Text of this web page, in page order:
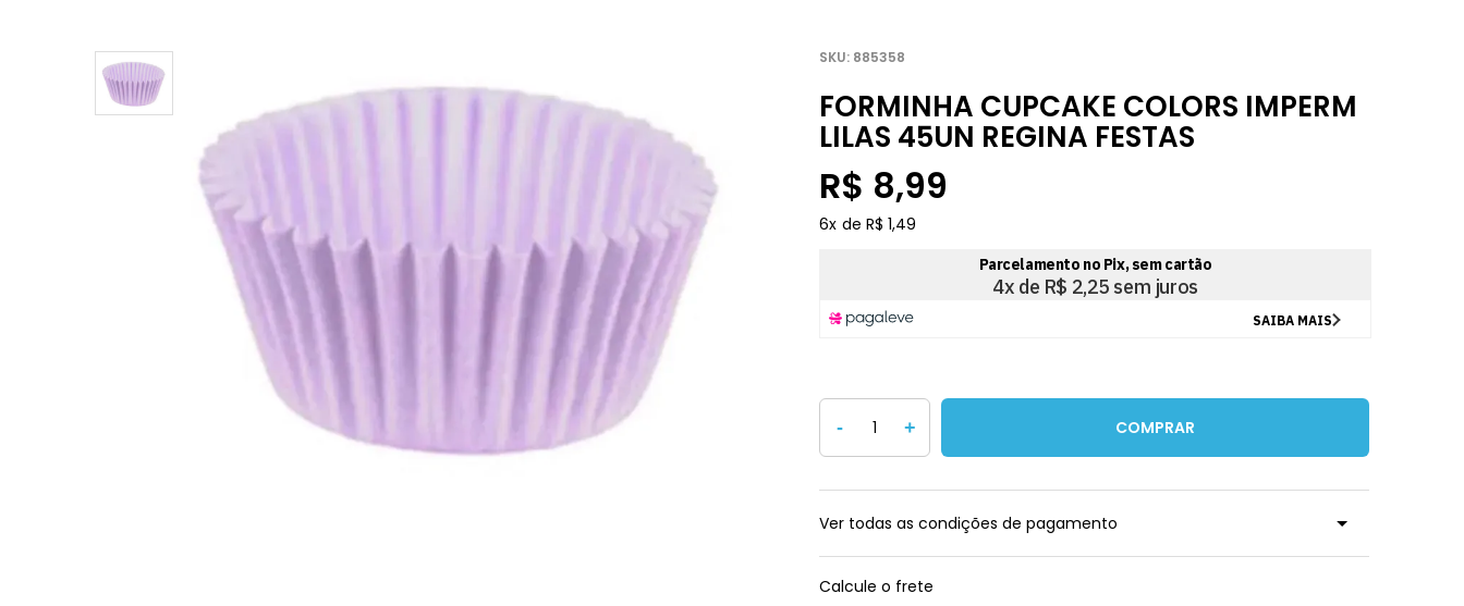
885358
FORMINHA CUPCAKE COLORS IMPERM
LILAS 45UN REGINA FESTAS
R$ 8,99
6x R$ 1,49
- + COMPRAR
Ver todas as condições de pagamento